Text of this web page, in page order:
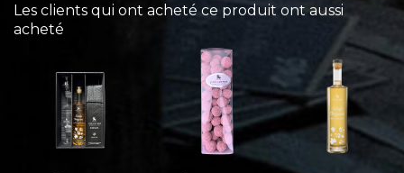
Les clients qui ont acheté ce produit ont aussi
acheté